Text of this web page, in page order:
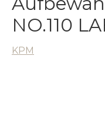
NO.110
KPM